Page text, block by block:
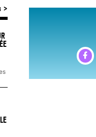
: UN REDOUTABLE MAL